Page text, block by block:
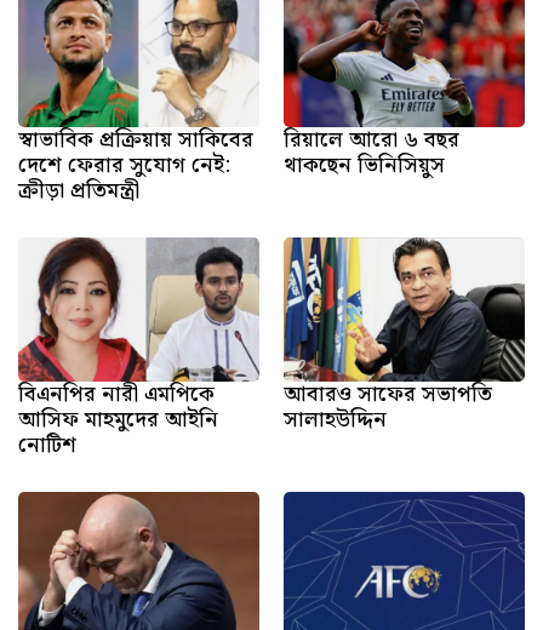
স্বাভাবিক প্রক্রিয়ায় সাকিবের
দেশে ফেরার সুযোগ নেই:
ক্রীড়া প্রতিমন্ত্রী
রিয়ালে আরো ৬ বছর
থাকছেন ভিনিসিয়ুস
বিএনপির নারী এমপিকে
আসিফ মাহমুদের আইনি
নোটিশ
আবারও সাফের সভাপতি
সালাহউদ্দিন